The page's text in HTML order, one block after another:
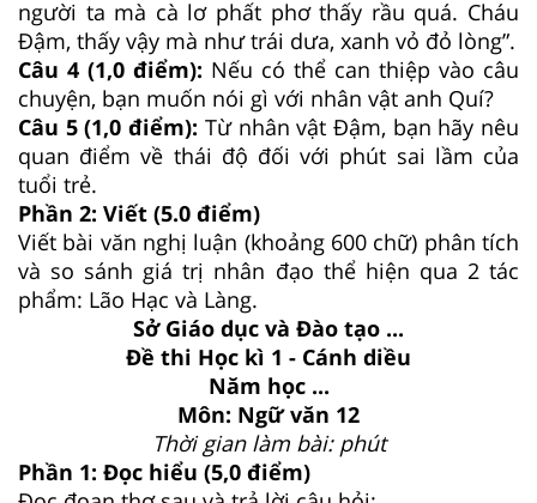
người ta mà cà lơ phất phơ thấy rầu quá. Cháu
Đậm, thấy vậy mà như trái dưa, xanh vỏ đỏ lòng”.
Câu 4 (1,0 điểm): Nếu có thể can thiệp vào câu
chuyện, bạn muốn nói gì với nhân vật anh Quí?
Câu 5 (1,0 điểm): Từ nhân vật Đậm, bạn hãy nêu
quan điểm về thái độ đối với phút sai lầm của
tuổi trẻ.
Phần 2: Viết (5.0 điểm)
Viết bài văn nghị luận (khoảng 600 chữ) phân tích
và so sánh giá trị nhân đạo thể hiện qua 2 tác
phẩm: Lão Hạc và Làng.
Sở Giáo dục và Đào tạo ...
Đề thi Học kì 1 - Cánh diều
Năm học ...
Môn: Ngữ văn 12
Thời gian làm bài: phút
Phần 1: Đọc hiểu (5,0 điểm)